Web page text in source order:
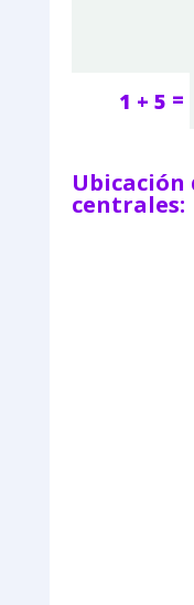
1 + 5 =
Ubicación
centrales: